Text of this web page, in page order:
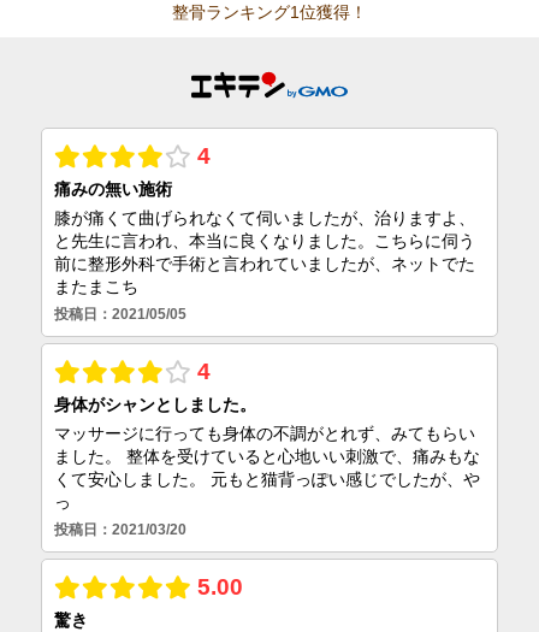
整骨ランキング1位獲得！